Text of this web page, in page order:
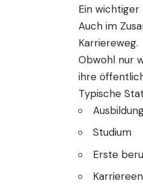
Ein
Auch im
Karriereweg.
Obwohl nur
ihre
Typische
Studium
Erste